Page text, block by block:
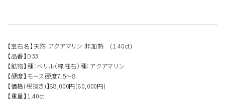
【宝石名】天然 アクアマリン 非加熱 (1.40ct)
【品番】D33
【鉱物】種：ベリル（緑柱石）種：アクアマリン
【硬度】モース硬度7.5～8
【価格(税抜き)】88,000円(80,000円)
【重量】1.40ct